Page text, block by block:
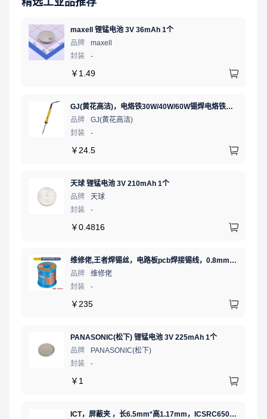
maxell 锂锰电池 3V 36mAh 1个
品牌
maxell
封装
-
￥ 1.49
GJ(黄花高洁)，电烙铁30W/40W/60W锡焊电烙铁焊接工具电焊笔手机电子维修（内热35W），NO.435(35W)
品牌
GJ(黄花高洁)
封装
-
￥ 24.5
天球 锂锰电池 3V 210mAh 1个
品牌
天球
封装
-
￥0.4816
维修佬,王者焊锡丝，电路板pcb焊接锡线，0.8mm800g,1个
品牌
维修佬
封装
-
￥ 235
PANASONIC(松下) 锂锰电池 3V 225mAh 1个
品牌
PANASONIC(松下)
封装
-
￥ 1
ICT，屏蔽夹 ，长6.5mm*高1.17mm，ICSRC6508-015SFR